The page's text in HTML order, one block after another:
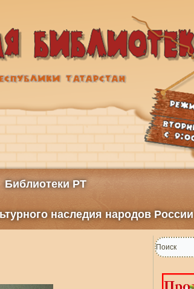
Библиотеки РТ
наследия народов России